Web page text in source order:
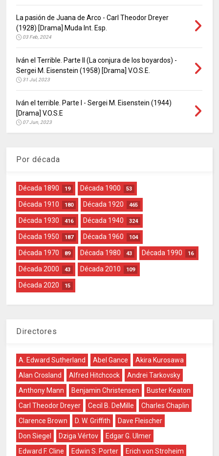
La pasión de Juana de Arco - Carl Theodor Dreyer
(1928) [Drama] Muda Int. Esp.
03 Feb, 2024
Iván el Terrible. Parte II (La conjura de los boyardos) -
Sergei M. Eisenstein (1958) [Drama] V.O.S.E.
31 Jul, 2023
Iván el terrible. Parte I - Sergei M. Eisenstein (1944)
[Drama] V.O.S.E
07 Jun, 2023
Por década
Década 1890 19 Década 1900 53
Década 1910 180 Década 1920 465
Década 1930 416 Década 1940 324
Década 1950 187 Década 1960 104
Década 1970 89 Década 1980 43 Década 1990 16
Década 2000 43 Década 2010 109
Década 2020 15
Directores
A. Edward Sutherland Abel Gance
Akira Kurosawa
Alan Crosland
Alfred Hitchcock
Andrei Tarkovsky
Anthony Mann
Benjamin Christensen
Buster Keaton
Carl Theodor Dreyer
Cecil B. DeMille
Charles Chaplin
Clarence Brown
D. W. Griffith
Dave Fleischer
Don Siegel
Dziga Vértov
Edgar G. Ulmer
Edward F. Cline
Edwin S. Porter
Erich von Stroheim